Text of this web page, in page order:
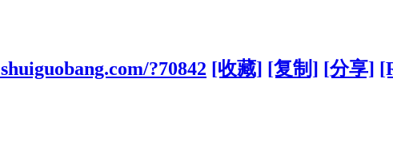
?70842 [收藏] [复制] [分享]